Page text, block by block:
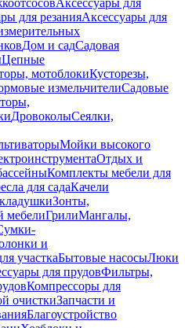
Аксессуары для
для резанияАксессуары для
Дом и садСадовая
Цепные
мотоблокиКусторезы,
измельчителиСадовые
ДровоколыСеялки,
Мойки высокого
Отдых и
Комплекты мебели для
для садаКачели
Зонты,
мебелиГрилиМангалы,
и
участкаБытовые насосыЛюки
для прудовФильтры,
Компрессоры для
очисткиЗапчасти и
Благоустройство